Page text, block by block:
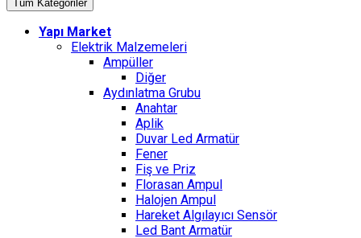
Tüm Kategoriler
Yapı Market
Elektrik Malzemeleri
Ampüller
Diğer
Aydınlatma Grubu
Anahtar
Aplik
Duvar Led Armatür
Fener
Fiş ve Priz
Florasan Ampul
Halojen Ampul
Hareket Algılayıcı Sensör
Led Bant Armatür